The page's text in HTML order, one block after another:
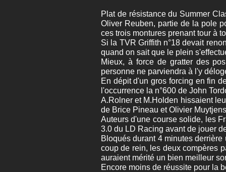
Plat de résistance du Summer
Oliver Reuben, partie de la pole
ces trois montures prenant tour à
Si la TVR Griffith n°18 devait
quand on sait que le plein
Mieux, à force de gratter des
personne ne parviendra à l'y
En dépit d'un gros forcing en fin
l'occurrence la n°600 de John
A.Rolner et M.Holden hissaient
de Brice Pineau et Olivier
Auteurs d'une course solide, les
3.0 du LD Racing avant de jouer
Bloqués durant 4 minutes
coup de rein, les deux compères
auraient mérité un bien meilleur
Encore moins de réussite pour la